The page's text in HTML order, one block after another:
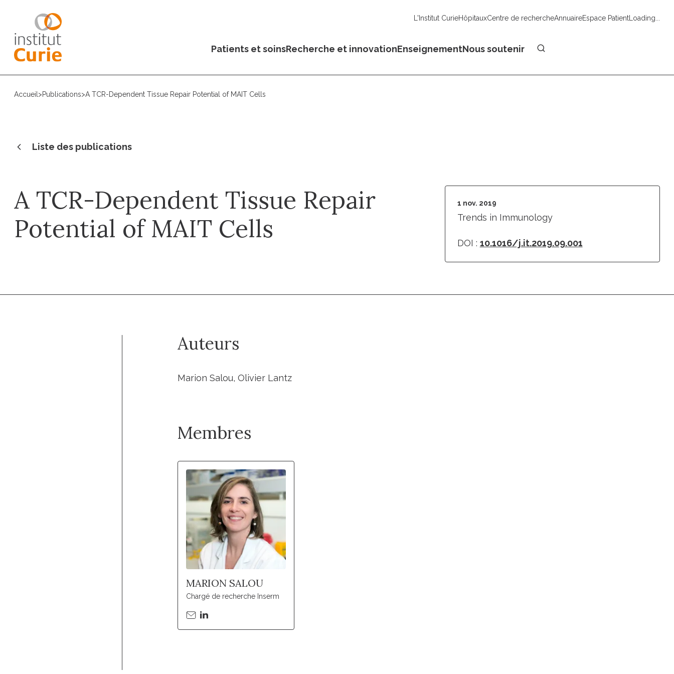
L'Institut CurieHôpitauxCentre de rechercheAnnuaireEspace PatientLoading...
Patients et soinsRecherche et innovationEnseignementNous soutenir
Accueil >Publications>A TCR-Dependent Tissue Repair Potential of MAIT Cells
Liste des publications
A TCR-Dependent Tissue Repair
Potential of MAIT Cells
1 nov. 2019
Trends in Immunology
DOI : 10.1016/j.it.2019.09.001
Auteurs
Marion Salou, Olivier Lantz
Membres
MARION SALOU
Chargé de recherche Inserm